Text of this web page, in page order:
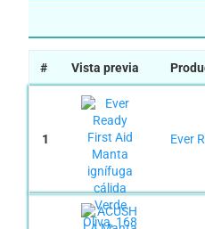
# Vista previa
1 Ever